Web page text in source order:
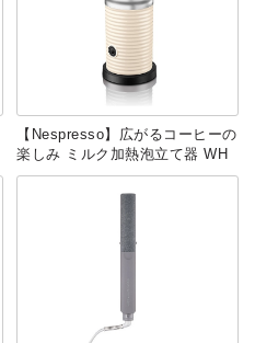
【Nespresso】広がるコーヒーの
楽しみ ミルク加熱泡立て器 WH